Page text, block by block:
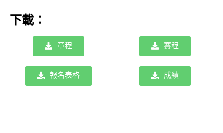
下載：
章程 賽程
報名表格 成績